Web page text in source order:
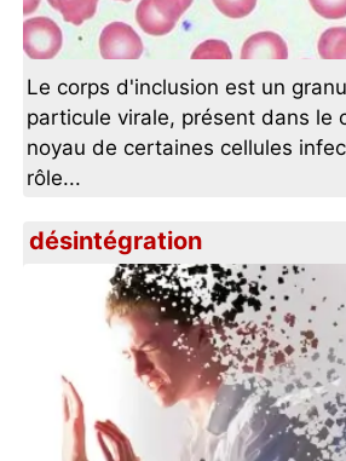
Le corps d'inclusion est un
particule virale, présent dans le
noyau de certaines cellules
rôle...
désintégration